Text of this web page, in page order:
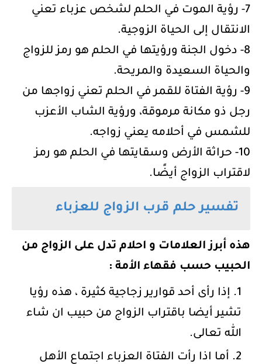
7- رؤية الموت في الحلم لشخص عزباء تعني
الانتقال إلى الحياة الزوجية.
8- دخول الجنة ورؤيتها في الحلم هو رمز للزواج
والحياة السعيدة والمريحة.
9- رؤية الفتاة للقمر في الحلم تعني زواجها من
رجل ذو مكانة مرموقة، ورؤية الشاب الأعزب
للشمس في أحلامه يعني زواجه.
10- حراثة الأرض وسقايتها في الحلم هو رمز
لاقتراب الزواج أيضًا.
تفسير حلم قرب الزواج للعزباء
هذه أبرز العلامات و احلام تدل على الزواج من
الحبيب حسب فقهاء الأمة :
إذا رأى أحد قوارير زجاجية كثيرة ، هذه رؤيا
تشير أيضا باقتراب الزواج من حبيب ان شاء
الله تعالى.
أما اذا رأت الفتاة العزباء اجتماع الأهل